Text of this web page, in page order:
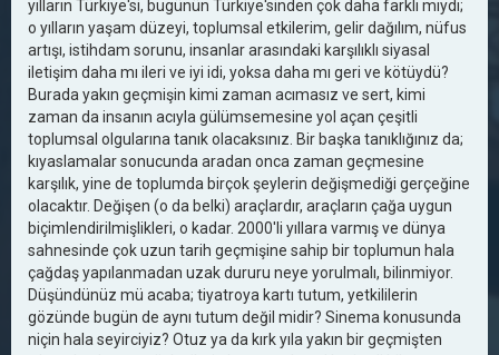
yılların Türkiye'si, bugünün Türkiye'sinden çok daha farklı mıydı;
o yılların yaşam düzeyi, toplumsal etkilerim, gelir dağılım, nüfus
artışı, istihdam sorunu, insanlar arasındaki karşılıklı siyasal
iletişim daha mı ileri ve iyi idi, yoksa daha mı geri ve kötüydü?
Burada yakın geçmişin kimi zaman acımasız ve sert, kimi
zaman da insanın acıyla gülümsemesine yol açan çeşitli
toplumsal olgularına tanık olacaksınız. Bir başka tanıklığınız da;
kıyaslamalar sonucunda aradan onca zaman geçmesine
karşılık, yine de toplumda birçok şeylerin değişmediği gerçeğine
olacaktır. Değişen (o da belki) araçlardır, araçların çağa uygun
biçimlendirilmişlikleri, o kadar. 2000'li yıllara varmış ve dünya
sahnesinde çok uzun tarih geçmişine sahip bir toplumun hala
çağdaş yapılanmadan uzak dururu neye yorulmalı, bilinmiyor.
Düşündünüz mü acaba; tiyatroya kartı tutum, yetkililerin
gözünde bugün de aynı tutum değil midir? Sinema konusunda
niçin hala seyirciyiz? Otuz ya da kırk yıla yakın bir geçmişten